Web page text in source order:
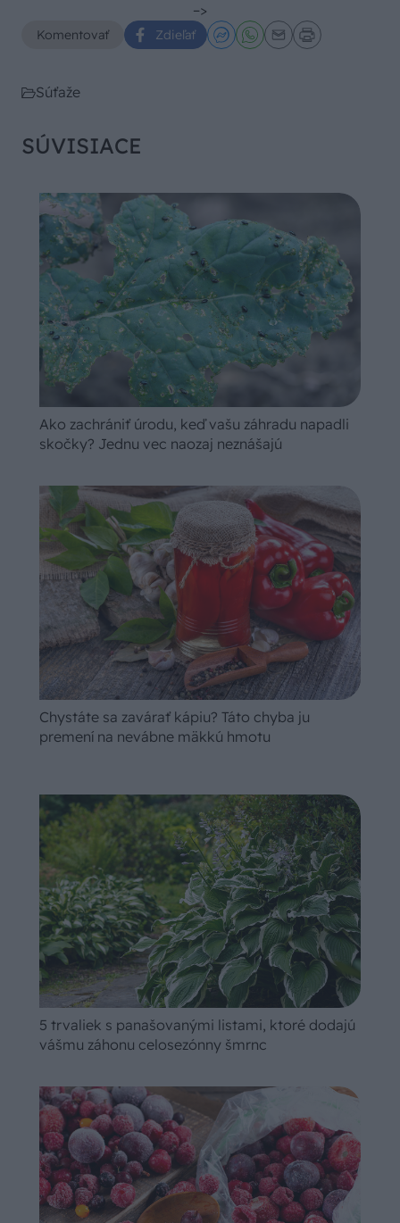
–>
Komentovať Zdieľať
Súťaže
SÚVISIACE
Ako zachrániť úrodu, keď vašu záhradu napadli
skočky? Jednu vec naozaj neznášajú
Chystáte sa zavárať kápiu? Táto chyba ju
premení na nevábne mäkkú hmotu
5 trvaliek s panašovanými listami, ktoré dodajú
vášmu záhonu celosezónny šmrnc